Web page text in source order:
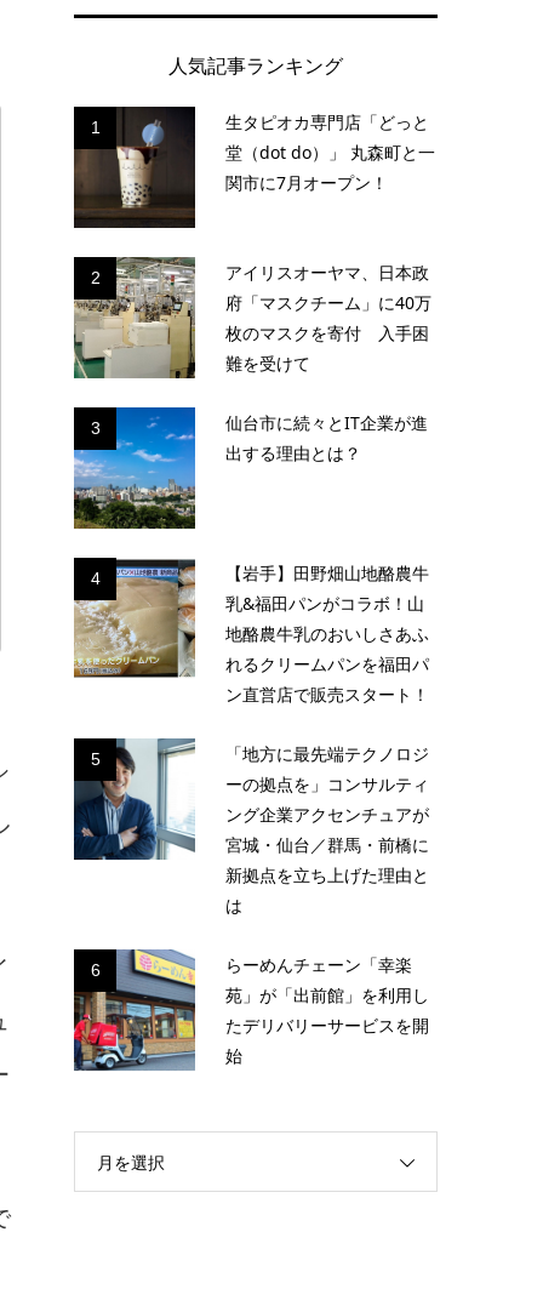
人気記事ランキング
1
生タピオカ専門店「どっと
堂（dot do）」 丸森町と一
関市に7月オープン！
2
アイリスオーヤマ、日本政
府「マスクチーム」に40万
枚のマスクを寄付 入手困
難を受けて
3
仙台市に続々とIT企業が進
出する理由とは？
4
【岩手】田野畑山地酪農牛
乳&福田パンがコラボ！山
地酪農牛乳のおいしさあふ
れるクリームパンを福田パ
ン直営店で販売スタート！
5
「地方に最先端テクノロジ
ーの拠点を」コンサルティ
ング企業アクセンチュアが
宮城・仙台／群馬・前橋に
新拠点を立ち上げた理由と
は
6
らーめんチェーン「幸楽
苑」が「出前館」を利用し
たデリバリーサービスを開
始
月を選択